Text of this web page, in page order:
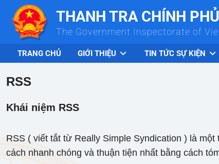
Skip to Main ContentTHANH TRA CHÍNH PHỦ
The Government Inspectorate of
TRANG CHỦ GIỚI THIỆU TIN TỨC SỰ KIỆN
RSS
Khái niệm RSS
RSS ( viết tắt từ Really Simple Syndication ) là
cách nhanh chóng và thuận tiện nhất bằng cách